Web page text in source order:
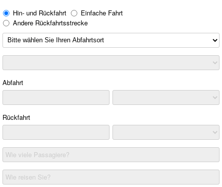
Hin- und Rückfahrt
Einfache Fahrt
Andere Rückfahrtsstrecke
Abfahrt
Rückfahrt
Wie viele Passagiere?
Wie reisen Sie?